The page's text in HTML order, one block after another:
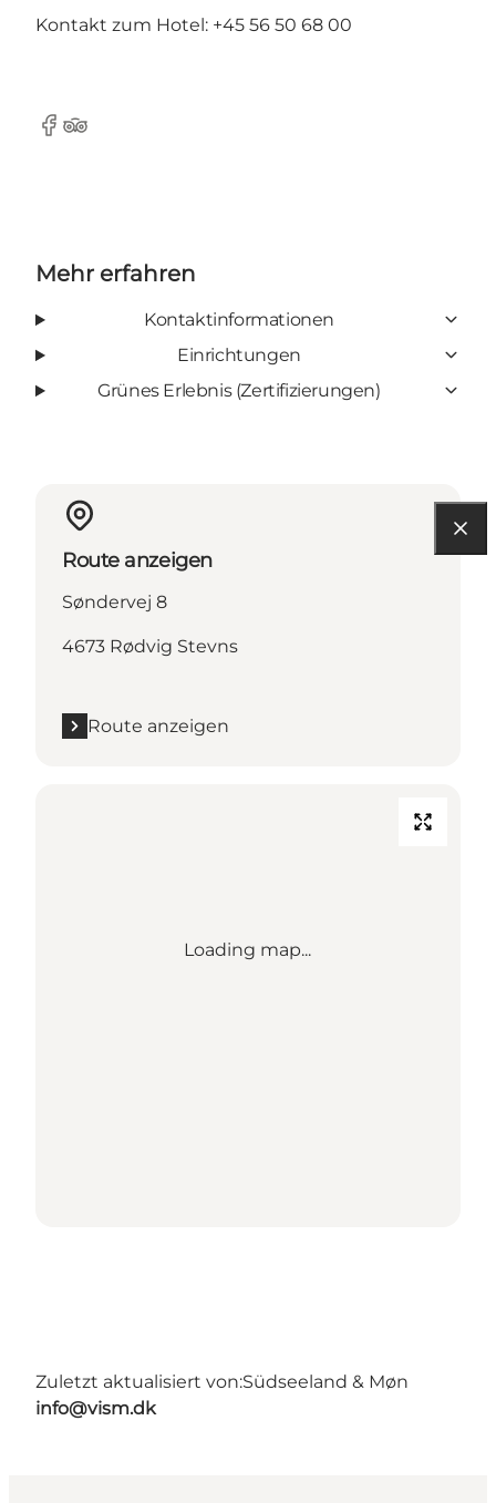
Kontakt zum Hotel: +45 56 50 68 00
Facebook
TripAdvisor
Mehr erfahren
Kontaktinformationen
Einrichtungen
Grünes Erlebnis (Zertifizierungen)
Route anzeigen
Søndervej 8
4673 Rødvig Stevns
Route anzeigen
Loading map...
Zuletzt aktualisiert von:Südseeland & Møn
info@vism.dk